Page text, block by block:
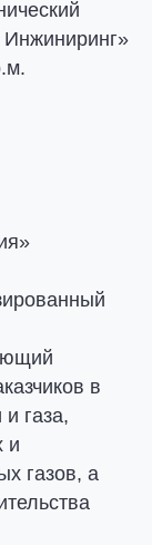
в
газа,
и
газов, а